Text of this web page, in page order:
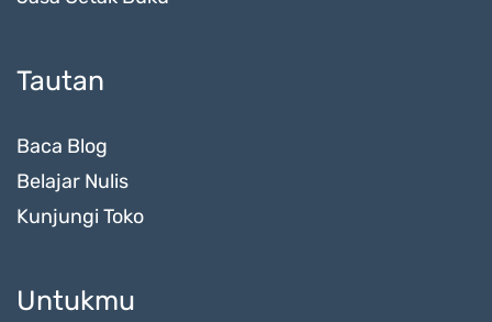
Tautan
Baca Blog
Belajar Nulis
Kunjungi Toko
Untukmu